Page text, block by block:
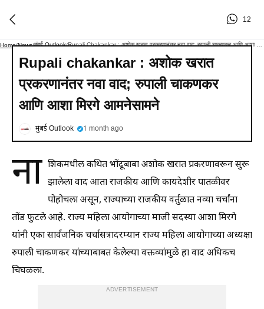
12
Home/News/मुंबई Outlook/
Rupali chakankar : अशोक खरात
प्रकरणानंतर नवा वाद; रुपाली चाकणकर
आणि आशा मिरगे आमनेसामने
मुंबई Outlook 1 month ago
ना शिकमधील कथित भोंदूबाबा अशोक खरात प्रकरणावरून सुरू
झालेला वाद आता राजकीय आणि कायदेशीर पातळीवर
पोहोचला असून, राज्याच्या राजकीय वर्तुळात नव्या चर्चांना
तोंड फुटले आहे. राज्य महिला आयोगाच्या माजी सदस्या आशा मिरगे
यांनी एका सार्वजनिक चर्चासत्रादरम्यान राज्य महिला आयोगाच्या अध्यक्षा
रुपाली चाकणकर यांच्याबाबत केलेल्या वक्तव्यांमुळे हा वाद अधिकच
चिघळला.
ADVERTISEMENT